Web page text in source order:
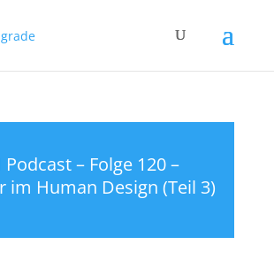
Podcast – Folge 120 –
im Human Design (Teil 3)